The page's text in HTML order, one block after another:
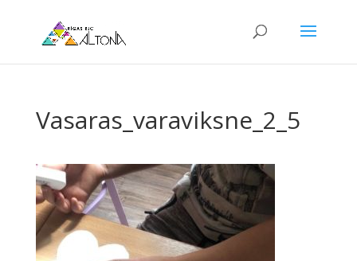
Vasaras_varaviksne_2_5